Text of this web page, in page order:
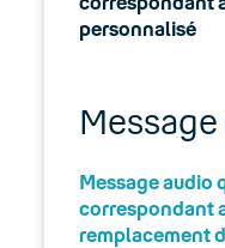
Manager :
Présentation
03. Accès
personnalisé
Message
Message audio
correspondant
remplacement